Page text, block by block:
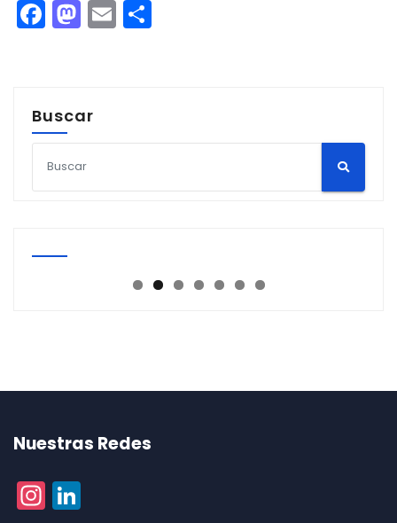
Facebook
Mastodon
Email
Buscar
Nuestras Redes
Instagram